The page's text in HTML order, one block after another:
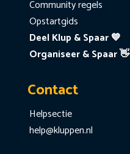
Community regels
Opstartgids
Deel Klup & Spaar 💙
Organiseer & Spaar 👋
Contact
Helpsectie
help@kluppen.nl